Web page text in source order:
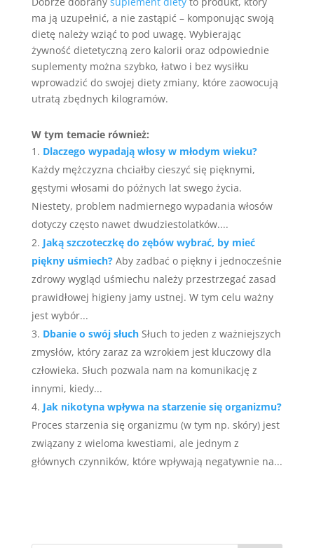
ma ją uzupełnić, a nie zastąpić – komponując swoją
dietę należy wziąć to pod uwagę. Wybierając
żywność dietetyczną zero kalorii oraz odpowiednie
suplementy można szybko, łatwo i bez wysiłku
wprowadzić do swojej diety zmiany, które zaowocują
utratą zbędnych kilogramów.
W tym temacie również:
Dlaczego wypadają włosy w młodym wieku?
Każdy mężczyzna chciałby cieszyć się pięknymi,
gęstymi włosami do późnych lat swego życia.
Niestety, problem nadmiernego wypadania włosów
dotyczy często nawet dwudziestolatków....
Jaką szczoteczkę do zębów wybrać, by mieć
piękny uśmiech? Aby zadbać o piękny i jednocześnie
zdrowy wygląd uśmiechu należy przestrzegać zasad
prawidłowej higieny jamy ustnej. W tym celu ważny
jest wybór...
Dbanie o swój słuch Słuch to jeden z ważniejszych
zmysłów, który zaraz za wzrokiem jest kluczowy dla
człowieka. Słuch pozwala nam na komunikację z
innymi, kiedy...
Jak nikotyna wpływa na starzenie się organizmu?
Proces starzenia się organizmu (w tym np. skóry) jest
związany z wieloma kwestiami, ale jednym z
głównych czynników, które wpływają negatywnie na...